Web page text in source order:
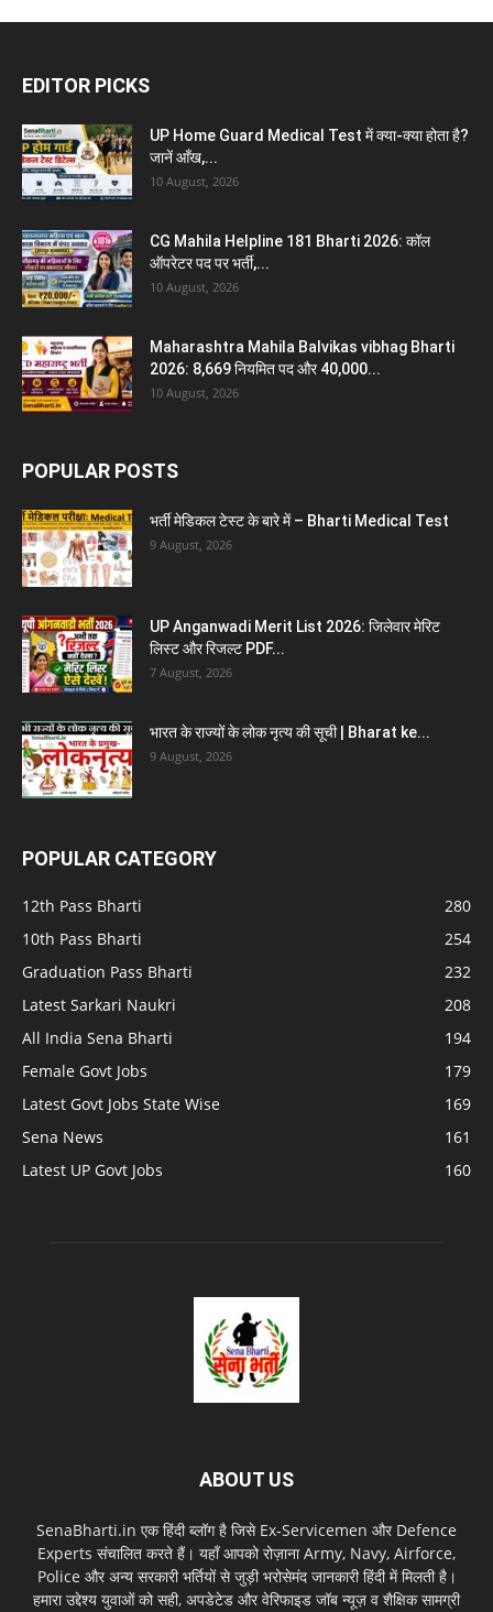
EDITOR PICKS
UP Home Guard Medical Test में क्या-क्या होता है?
जानें आँख,...
10 August, 2026
CG Mahila Helpline 181 Bharti 2026: कॉल
ऑपरेटर पद पर भर्ती,...
10 August, 2026
Maharashtra Mahila Balvikas vibhag Bharti
2026: 8,669 नियमित पद और 40,000...
10 August, 2026
POPULAR POSTS
भर्ती मेडिकल टेस्ट के बारे में – Bharti Medical Test
9 August, 2026
UP Anganwadi Merit List 2026: जिलेवार मेरिट
लिस्ट और रिजल्ट PDF...
7 August, 2026
भारत के राज्यों के लोक नृत्य की सूची | Bharat ke...
9 August, 2026
POPULAR CATEGORY
12th Pass Bharti
280
10th Pass Bharti
254
Graduation Pass Bharti
232
Latest Sarkari Naukri
208
All India Sena Bharti
194
Female Govt Jobs
179
Latest Govt Jobs State Wise
169
Sena News
161
Latest UP Govt Jobs
160
ABOUT US
SenaBharti.in एक हिंदी ब्लॉग है जिसे Ex‑Servicemen और Defence
Experts संचालित करते हैं। यहाँ आपको रोज़ाना Army, Navy, Airforce,
Police और अन्य सरकारी भर्तियों से जुड़ी भरोसेमंद जानकारी हिंदी में मिलती है।
हमारा उद्देश्य युवाओं को सही, अपडेटेड और वेरिफाइड जॉब न्यूज़ व शैक्षिक सामग्री